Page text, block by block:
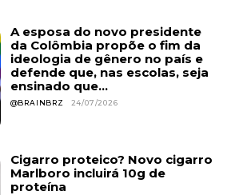
A esposa do novo presidente
da Colômbia propõe o fim da
ideologia de gênero no país e
defende que, nas escolas, seja
ensinado que...
@BRAINBRZ 24/07/2026
Cigarro proteico? Novo cigarro
Marlboro incluirá 10g de
proteína